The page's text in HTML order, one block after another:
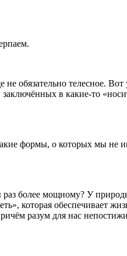
обязательно телесное. Вот
заключённых в какие-то
формы, о которых мы не
более мощному? У
которая обеспечивает
разум для нас